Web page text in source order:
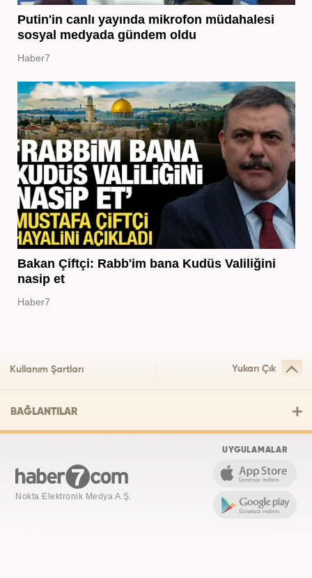
Putin'in canlı yayında mikrofon müdahalesi
sosyal medyada gündem oldu
Haber7
Bakan Çiftçi: Rabb'im bana Kudüs Valiliğini
nasip et
Haber7
Kullanım Şartları Yukarı Çık
BAĞLANTILAR
Nokta Elektronik Medya A.Ş.
UYGULAMALAR